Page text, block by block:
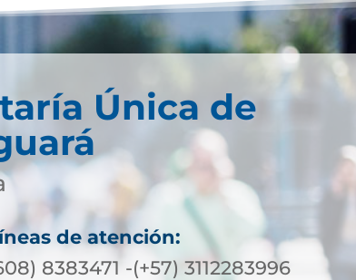
Única de
de atención:
8383471 -(+57) 3112283996